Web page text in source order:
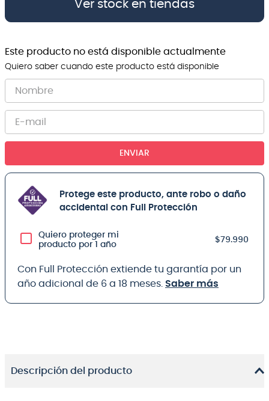
Ver stock en tiendas
Este producto no está disponible actualmente
Quiero saber cuando este producto está disponible
ENVIAR
Protege este producto, ante robo o daño
accidental con Full Protección
Quiero proteger mi
producto por 1 año
$79.990
Con Full Protección extiende tu garantía por un
año adicional de 6 a 18 meses. Saber más
Descripción del producto